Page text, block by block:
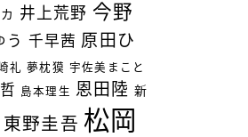
井上荒野 今野
う 千早茜 原田ひ
礼 夢枕獏 宇佐美まこと
島本理生 恩田陸 新
東野圭吾 松岡